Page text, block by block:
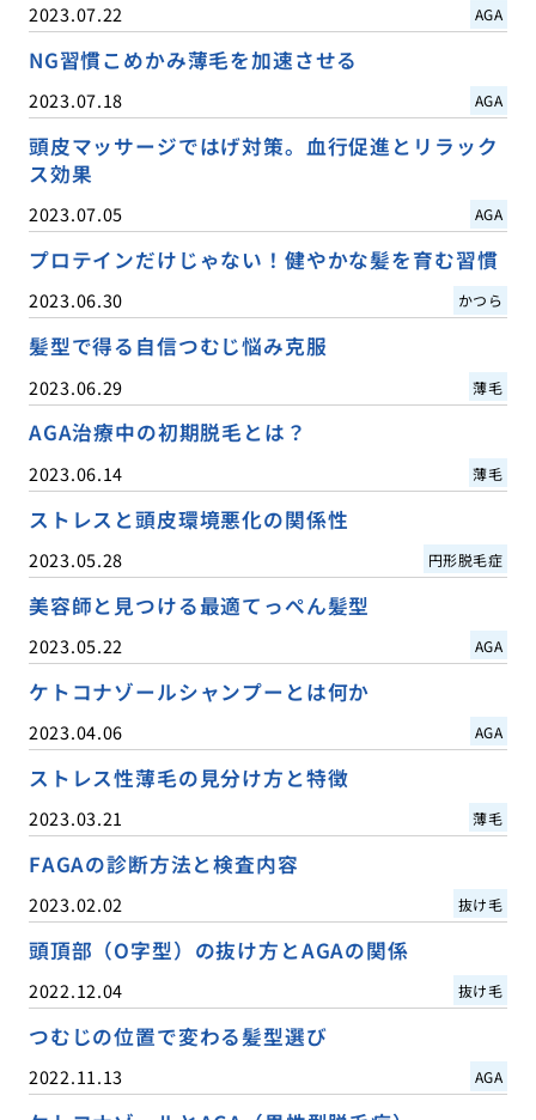
2023.07.22 AGA
NG習慣こめかみ薄毛を加速させる
2023.07.18 AGA
頭皮マッサージではげ対策。血行促進とリラック
ス効果
2023.07.05 AGA
プロテインだけじゃない！健やかな髪を育む習慣
2023.06.30 かつら
髪型で得る自信つむじ悩み克服
2023.06.29 薄毛
AGA治療中の初期脱毛とは？
2023.06.14 薄毛
ストレスと頭皮環境悪化の関係性
2023.05.28 円形脱毛症
美容師と見つける最適てっぺん髪型
2023.05.22 AGA
ケトコナゾールシャンプーとは何か
2023.04.06 AGA
ストレス性薄毛の見分け方と特徴
2023.03.21 薄毛
FAGAの診断方法と検査内容
2023.02.02 抜け毛
頭頂部（O字型）の抜け方とAGAの関係
2022.12.04 抜け毛
つむじの位置で変わる髪型選び
2022.11.13 AGA